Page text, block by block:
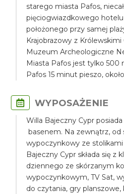
starego miasta Pafos,
pięciogwiazdkowego
położonego przy samej
Krajobrazowy z
Muzeum Archeologiczne
Miasta Pafos jest tylko 500
Pafos 15 minut pieszo,
WYPOSAŻENIE
Willa Bajeczny Cypr
basenem. Na zewnątrz, od
wypoczynkowy ze stolikami
Bajeczny Cypr składa się z
dziennego ze skórzanym
wypoczynkowym, TV Sat,
do czytania, gry